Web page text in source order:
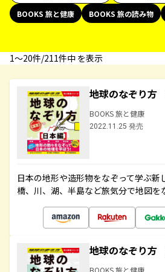
BOOKS 旅と健康
BOOKS 旅の読み物
1〜20件/211件中 を表示
地球のなぞり
BOOKS 旅と健康
2022.11.25 発売
日本の地形や造形物をなぞって学ぶ新
橋、川、湖、半島など旅気分で地図を
地球のなぞり
BOOKS 旅と健康